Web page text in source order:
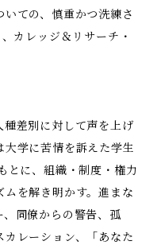
いての、慎重かつ洗練さ
カレッジ＆リサーチ・
差別に対して声を上げ
学に苦情を訴えた学生
とに、組織・制度・権力
を解き明かす。進まな
同僚からの警告、孤
レーション、「あなた